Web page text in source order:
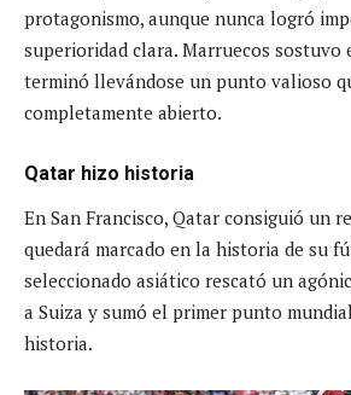
protagonismo, aunque nunca logró
superioridad clara. Marruecos sostuvo
terminó llevándose un punto valioso
completamente abierto.
Qatar hizo historia
En San Francisco, Qatar consiguió un
quedará marcado en la historia de su
seleccionado asiático rescató un
a Suiza y sumó el primer punto
historia.